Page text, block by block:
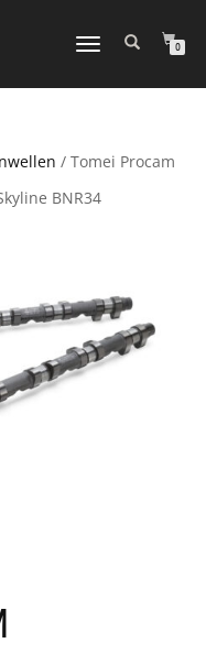
NAVIGATION
0
/ Tomei Procam
BNR34